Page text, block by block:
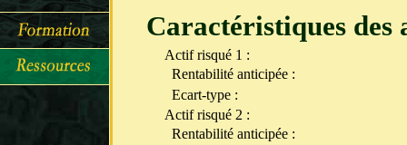
Caractéristiques des
Actif risqué 1 :
Rentabilité anticipée :
Ecart-type :
Actif risqué 2 :
Rentabilité anticipée :